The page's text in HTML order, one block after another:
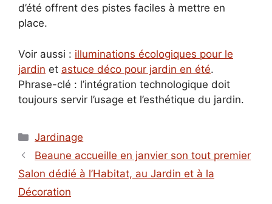
d’été offrent des pistes faciles à mettre en
place.
Voir aussi : illuminations écologiques pour le
jardin et astuce déco pour jardin en été.
Phrase-clé : l’intégration technologique doit
toujours servir l’usage et l’esthétique du jardin.
Catégories
Jardinage
Beaune accueille en janvier son tout premier
Salon dédié à l’Habitat, au Jardin et à la
Décoration